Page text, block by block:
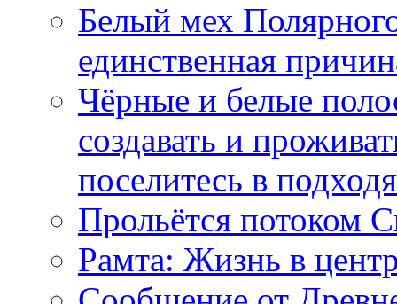
Белый мех
единственная
Чёрные и белые
создавать и
поселитесь в
Прольётся потоком
Рамта: Жизнь в